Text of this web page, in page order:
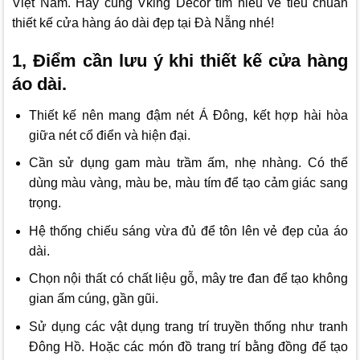
thiết kế cửa hàng áo dài đẹp tại Đà Nẵng nhé!
1, Điểm cần lưu ý khi thiết kế cửa hàng
áo dài.
Thiết kế nên mang đậm nét Á Đông, kết hợp hài hòa
giữa nét cổ điển và hiện đại.
Cần sử dụng gam màu trầm ấm, nhẹ nhàng. Có thể
dùng màu vàng, màu be, màu tím để tạo cảm giác sang
trọng.
Hệ thống chiếu sáng vừa đủ để tôn lên vẻ đẹp của áo
dài.
Chọn nội thất có chất liệu gỗ, mây tre đan để tạo không
gian ấm cúng, gần gũi.
Sử dụng các vật dụng trang trí truyền thống như tranh
Đông Hồ. Hoặc các món đồ trang trí bằng đồng để tạo